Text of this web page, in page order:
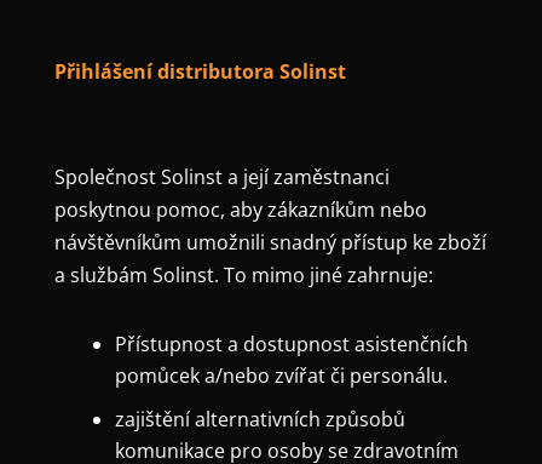
Přihlášení distributora Solinst
Společnost Solinst a její zaměstnanci
poskytnou pomoc, aby zákazníkům nebo
návštěvníkům umožnili snadný přístup ke zboží
a službám Solinst. To mimo jiné zahrnuje:
Přístupnost a dostupnost asistenčních
pomůcek a/nebo zvířat či personálu.
zajištění alternativních způsobů
komunikace pro osoby se zdravotním